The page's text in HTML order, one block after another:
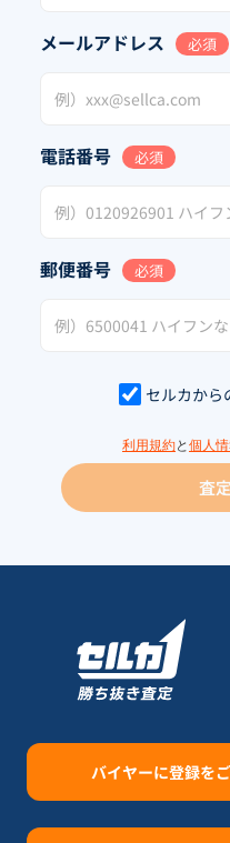
メールアドレス 必須
電話番号 必須
郵便番号 必須
セルカから
利用規約と 個人
査
バイヤーに登録を